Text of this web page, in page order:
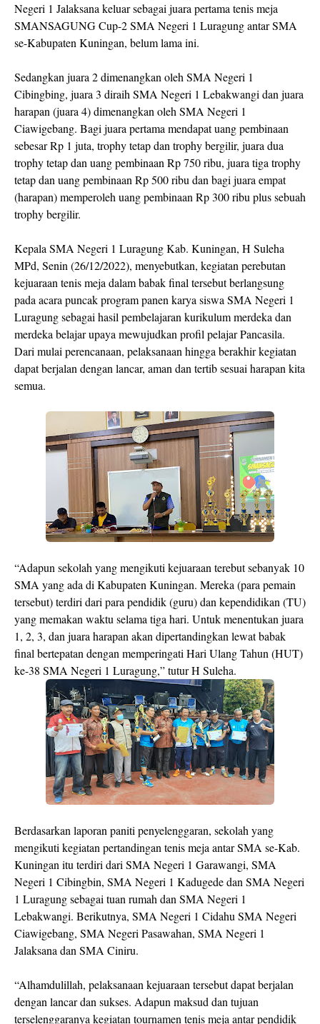
Negeri 1 Jalaksana keluar sebagai juara pertama tenis meja
SMANSAGUNG Cup-2 SMA Negeri 1 Luragung antar SMA
se-Kabupaten Kuningan, belum lama ini.
Sedangkan juara 2 dimenangkan oleh SMA Negeri 1
Cibingbing, juara 3 diraih SMA Negeri 1 Lebakwangi dan juara
harapan (juara 4) dimenangkan oleh SMA Negeri 1
Ciawigebang. Bagi juara pertama mendapat uang pembinaan
sebesar Rp 1 juta, trophy tetap dan trophy bergilir, juara dua
trophy tetap dan uang pembinaan Rp 750 ribu, juara tiga trophy
tetap dan uang pembinaan Rp 500 ribu dan bagi juara empat
(harapan) memperoleh uang pembinaan Rp 300 ribu plus sebuah
trophy bergilir.
Kepala SMA Negeri 1 Luragung Kab. Kuningan, H Suleha
MPd, Senin (26/12/2022), menyebutkan, kegiatan perebutan
kejuaraan tenis meja dalam babak final tersebut berlangsung
pada acara puncak program panen karya siswa SMA Negeri 1
Luragung sebagai hasil pembelajaran kurikulum merdeka dan
merdeka belajar upaya mewujudkan profil pelajar Pancasila.
Dari mulai perencanaan, pelaksanaan hingga berakhir kegiatan
dapat berjalan dengan lancar, aman dan tertib sesuai harapan kita
semua.
“Adapun sekolah yang mengikuti kejuaraan terebut sebanyak 10
SMA yang ada di Kabupaten Kuningan. Mereka (para pemain
tersebut) terdiri dari para pendidik (guru) dan kependidikan (TU)
yang memakan waktu selama tiga hari. Untuk menentukan juara
1, 2, 3, dan juara harapan akan dipertandingkan lewat babak
final bertepatan dengan memperingati Hari Ulang Tahun (HUT)
ke-38 SMA Negeri 1 Luragung,” tutur H Suleha.
Berdasarkan laporan paniti penyelenggaran, sekolah yang
mengikuti kegiatan pertandingan tenis meja antar SMA se-Kab.
Kuningan itu terdiri dari SMA Negeri 1 Garawangi, SMA
Negeri 1 Cibingbin, SMA Negeri 1 Kadugede dan SMA Negeri
1 Luragung sebagai tuan rumah dan SMA Negeri 1
Lebakwangi. Berikutnya, SMA Negeri 1 Cidahu SMA Negeri
Ciawigebang, SMA Negeri Pasawahan, SMA Negeri 1
Jalaksana dan SMA Ciniru.
“Alhamdulillah, pelaksanaan kejuaraan tersebut dapat berjalan
dengan lancar dan sukses. Adapun maksud dan tujuan
terselenggaranya kegiatan tournamen tenis meja antar pendidik